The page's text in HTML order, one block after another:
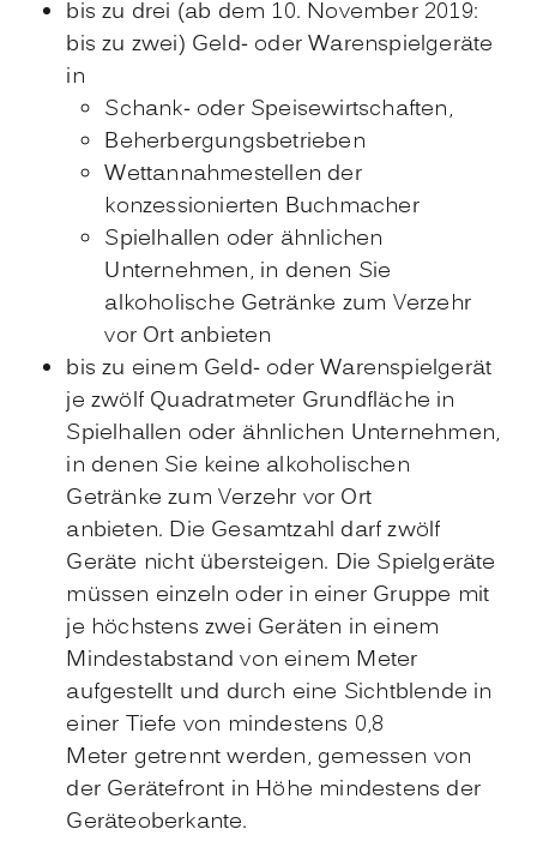
bis zu drei (ab dem 10. November 2019:
bis zu zwei) Geld- oder Warenspielgeräte
in
Schank- oder Speisewirtschaften,
Beherbergungsbetrieben
Wettannahmestellen der
konzessionierten Buchmacher
Spielhallen oder ähnlichen
Unternehmen, in denen Sie
alkoholische Getränke zum Verzehr
vor Ort anbieten
bis zu einem Geld- oder Warenspielgerät
je zwölf Quadratmeter Grundfläche in
Spielhallen oder ähnlichen Unternehmen,
in denen Sie keine alkoholischen
Getränke zum Verzehr vor Ort
anbieten. Die Gesamtzahl darf zwölf
Geräte nicht übersteigen. Die Spielgeräte
müssen einzeln oder in einer Gruppe mit
je höchstens zwei Geräten in einem
Mindestabstand von einem Meter
aufgestellt und durch eine Sichtblende in
einer Tiefe von mindestens 0,8
Meter getrennt werden, gemessen von
der Gerätefront in Höhe mindestens der
Geräteoberkante.